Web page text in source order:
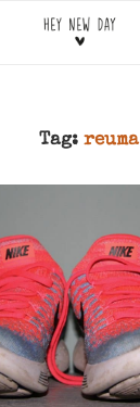
Tag: reuma